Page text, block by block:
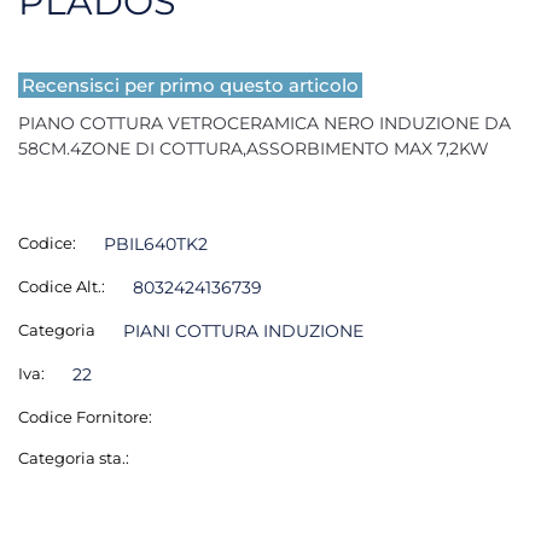
Recensisci per primo questo articolo
PIANO COTTURA VETROCERAMICA NERO INDUZIONE DA
58CM.4ZONE DI COTTURA,ASSORBIMENTO MAX 7,2KW
Codice: PBIL640TK2
Codice Alt.: 8032424136739
Categoria PIANI COTTURA INDUZIONE
Iva: 22
Codice Fornitore:
Categoria sta.: